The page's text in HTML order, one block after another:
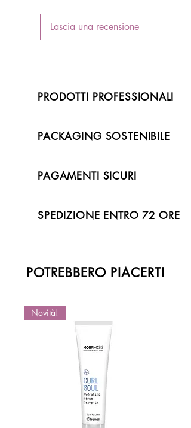
Lascia una recensione
PRODOTTI PROFESSIONALI
PACKAGING SOSTENIBILE
PAGAMENTI SICURI
SPEDIZIONE ENTRO 72 ORE
POTREBBERO PIACERTI
Novità!